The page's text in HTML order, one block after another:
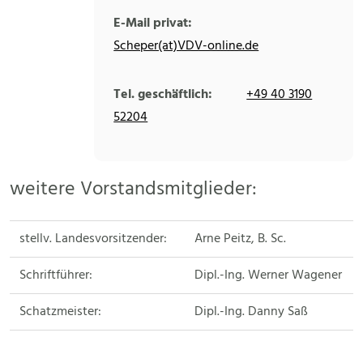
E-Mail privat:
Scheper(at)VDV-online.de
Tel. geschäftlich:
+49 40 3190
52204
weitere Vorstandsmitglieder:
stellv. Landesvorsitzender:
Arne Peitz, B. Sc.
Schriftführer:
Dipl.-Ing. Werner Wagener
Schatzmeister:
Dipl.-Ing. Danny Saß